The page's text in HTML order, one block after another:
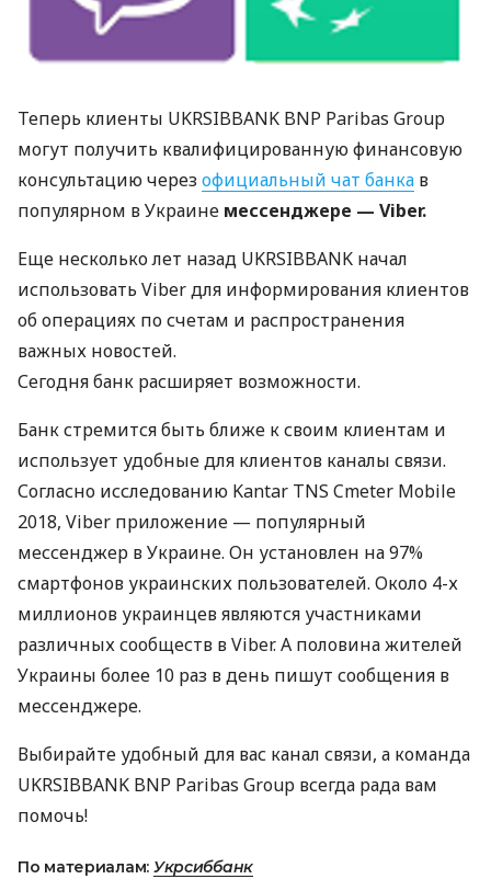
Теперь клиенты UKRSIBBANK BNP Paribas Group
могут получить квалифицированную финансовую
консультацию через официальный чат банка в
популярном в Украине мессенджере — Viber.
Еще несколько лет назад UKRSIBBANK начал
использовать Viber для информирования клиентов
об операциях по счетам и распространения
важных новостей.
Сегодня банк расширяет возможности.
Банк стремится быть ближе к своим клиентам и
использует удобные для клиентов каналы связи.
Согласно исследованию Kantar TNS Cmeter Mobile
2018, Viber приложение — популярный
мессенджер в Украине. Он установлен на 97%
смартфонов украинских пользователей. Около 4-х
миллионов украинцев являются участниками
различных сообществ в Viber. А половина жителей
Украины более 10 раз в день пишут сообщения в
мессенджере.
Выбирайте удобный для вас канал связи, а команда
UKRSIBBANK BNP Paribas Group всегда рада вам
помочь!
По материалам: Укрсиббанк